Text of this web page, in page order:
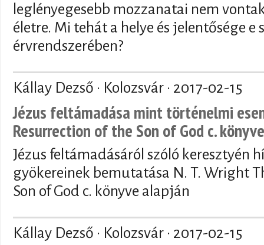
leglényegesebb mozzanatai nem
életre. Mi tehát a helye és jelentősége e
érvrendszerében?
Kállay Dezső · Kolozsvár · 2017-02-15
Jézus feltámadása mint történelmi
Resurrection of the Son of God c.
Jézus feltámadásáról szóló keresztyén
gyökereinek bemutatása N. T. Wright
Son of God c. könyve alapján
Kállay Dezső · Kolozsvár · 2017-02-15